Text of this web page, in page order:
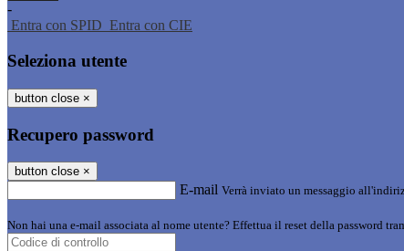
-
Entra con SPID Entra con CIE
Seleziona utente
button close ×
Recupero password
button close ×
E-mail Verrà inviato un messaggio
Non hai una e-mail associata al nome utente? Effettua il reset della password